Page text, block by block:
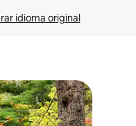
idioma original